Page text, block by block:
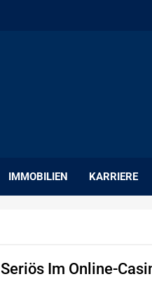
IMMOBILIEN KARRIERE
Seriös Im Online-